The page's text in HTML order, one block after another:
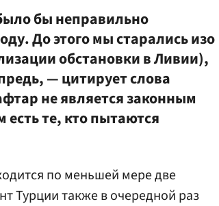
бы неправильно
До этого мы старались изо
обстановки в Ливии),
— цитирует слова
не является законным
те, кто пытаются
по меньшей мере две
Турции также в очередной раз